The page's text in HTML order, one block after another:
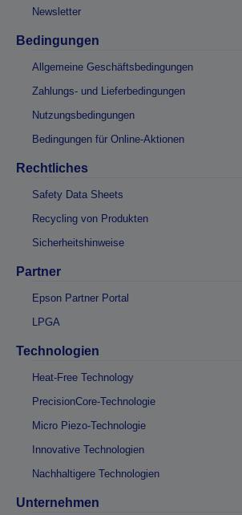
Newsletter
Bedingungen
Allgemeine Geschäftsbedingungen
Zahlungs- und Lieferbedingungen
Nutzungsbedingungen
Bedingungen für Online-Aktionen
Rechtliches
Safety Data Sheets
Recycling von Produkten
Sicherheitshinweise
Partner
Epson Partner Portal
LPGA
Technologien
Heat-Free Technology
PrecisionCore-Technologie
Micro Piezo-Technologie
Innovative Technologien
Nachhaltigere Technologien
Unternehmen